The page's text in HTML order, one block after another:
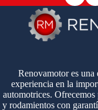
Renovamotor es una
experiencia en la
automotrices.
y rodamientos con